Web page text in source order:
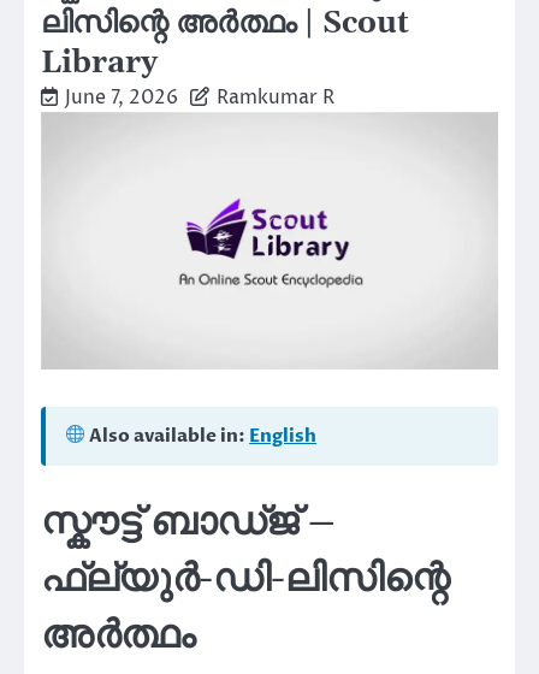
ലിസിന്റെ അർത്ഥം | Scout
Library
June 7, 2026 Ramkumar R
Also available in: English
സ്കൗട്ട് ബാഡ്ജ് –
ഫ്ല്യുർ-ഡി-ലിസിന്റെ
അർത്ഥം